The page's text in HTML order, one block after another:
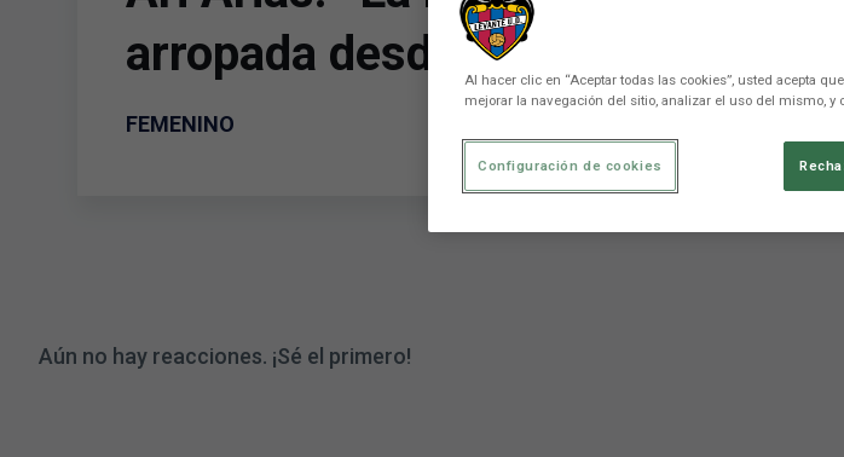
arropada desde el minuto uno”
FEMENINO
Aún no hay reacciones. ¡Sé el primero!
Al hacer clic en “Aceptar todas las cookies”, usted acepta
mejorar la navegación del sitio, analizar el uso del mismo,
Configuración de cookies